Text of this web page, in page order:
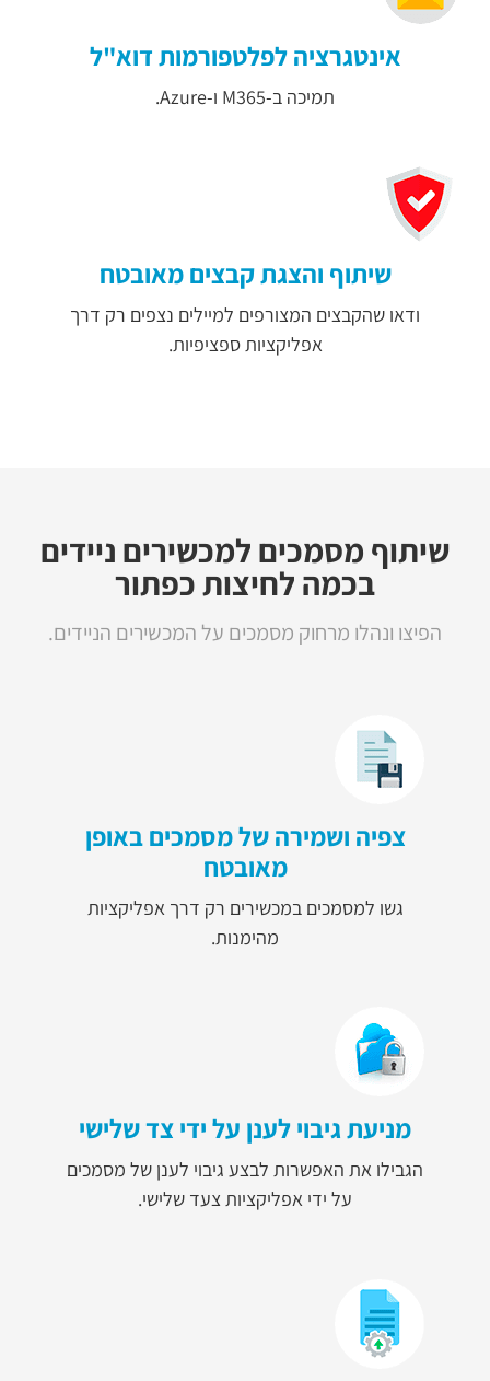
אינטגרציה לפלטפורמות דוא"ל
תמיכה ב-M365 ו-Azure.
שיתוף והצגת קבצים מאובטח
ודאו שהקבצים המצורפים למיילים נצפים רק דרך
אפליקציות ספציפיות.
שיתוף מסמכים למכשירים ניידים
בכמה לחיצות כפתור
הפיצו ונהלו מרחוק מסמכים על המכשירים הניידים.
צפיה ושמירה של מסמכים באופן
מאובטח
גשו למסמכים במכשירים רק דרך אפליקציות
מהימנות.
מניעת גיבוי לענן על ידי צד שלישי
הגבילו את האפשרות לבצע גיבוי לענן של מסמכים
על ידי אפליקציות צעד שלישי.